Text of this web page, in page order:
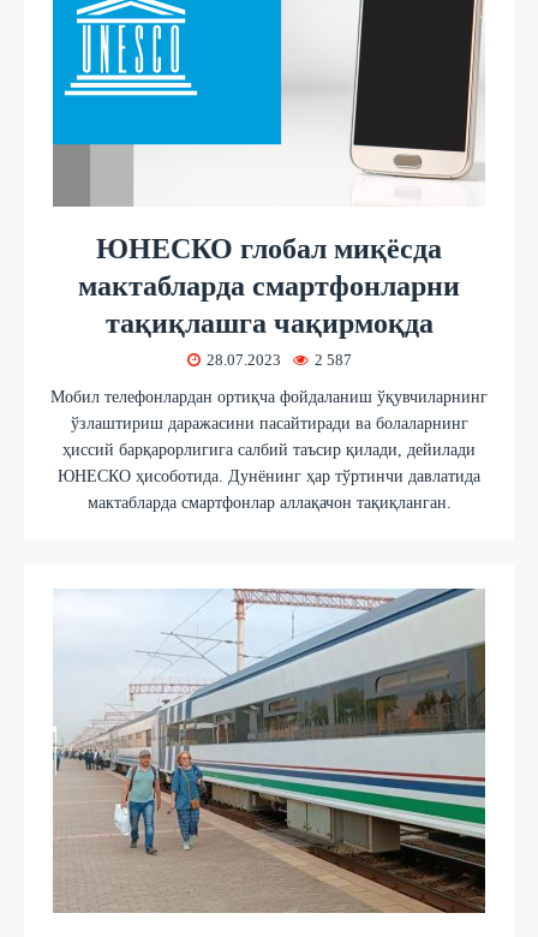
ЮНEСКО глобал миқёсда
мактабларда смартфонларни
тақиқлашга чақирмоқда
28.07.2023 2 587
Мобил телефонлардан ортиқча фойдаланиш ўқувчиларнинг
ўзлаштириш даражасини пасайтиради ва болаларнинг
ҳиссий барқарорлигига салбий таъсир қилади, дейилади
ЮНEСКО ҳисоботида. Дунёнинг ҳар тўртинчи давлатида
мактабларда смартфонлар аллақачон тақиқланган.